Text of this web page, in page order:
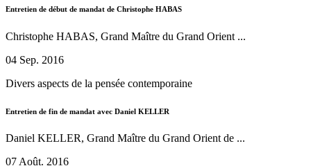
Entretien de début de mandat de Christophe HABAS
Christophe HABAS, Grand Maître du Grand Orient ...
04 Sep. 2016
Divers aspects de la pensée contemporaine
Entretien de fin de mandat avec Daniel KELLER
Daniel KELLER, Grand Maître du Grand Orient de ...
07 Août. 2016